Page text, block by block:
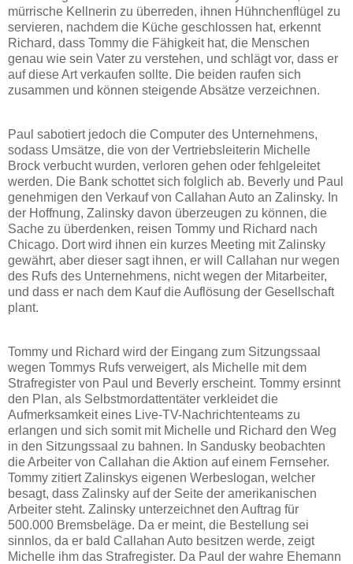
mürrische Kellnerin zu überreden, ihnen Hühnchenflügel zu
servieren, nachdem die Küche geschlossen hat, erkennt
Richard, dass Tommy die Fähigkeit hat, die Menschen
genau wie sein Vater zu verstehen, und schlägt vor, dass er
auf diese Art verkaufen sollte. Die beiden raufen sich
zusammen und können steigende Absätze verzeichnen.
Paul sabotiert jedoch die Computer des Unternehmens,
sodass Umsätze, die von der Vertriebsleiterin Michelle
Brock verbucht wurden, verloren gehen oder fehlgeleitet
werden. Die Bank schottet sich folglich ab. Beverly und Paul
genehmigen den Verkauf von Callahan Auto an Zalinsky. In
der Hoffnung, Zalinsky davon überzeugen zu können, die
Sache zu überdenken, reisen Tommy und Richard nach
Chicago. Dort wird ihnen ein kurzes Meeting mit Zalinsky
gewährt, aber dieser sagt ihnen, er will Callahan nur wegen
des Rufs des Unternehmens, nicht wegen der Mitarbeiter,
und dass er nach dem Kauf die Auflösung der Gesellschaft
plant.
Tommy und Richard wird der Eingang zum Sitzungssaal
wegen Tommys Rufs verweigert, als Michelle mit dem
Strafregister von Paul und Beverly erscheint. Tommy ersinnt
den Plan, als Selbstmordattentäter verkleidet die
Aufmerksamkeit eines Live-TV-Nachrichtenteams zu
erlangen und sich somit mit Michelle und Richard den Weg
in den Sitzungssaal zu bahnen. In Sandusky beobachten
die Arbeiter von Callahan die Aktion auf einem Fernseher.
Tommy zitiert Zalinskys eigenen Werbeslogan, welcher
besagt, dass Zalinsky auf der Seite der amerikanischen
Arbeiter steht. Zalinsky unterzeichnet den Auftrag für
500.000 Bremsbeläge. Da er meint, die Bestellung sei
sinnlos, da er bald Callahan Auto besitzen werde, zeigt
Michelle ihm das Strafregister. Da Paul der wahre Ehemann